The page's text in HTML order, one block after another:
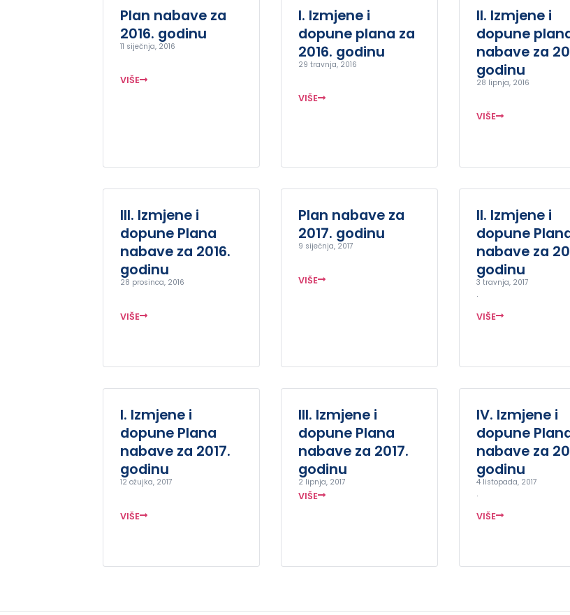
Plan nabave za
2016. godinu
11 siječnja, 2016
VIŠE
I. Izmjene i
dopune plana za
2016. godinu
29 travnja, 2016
VIŠE
II. Izmjene i
dopune
nabave za
godinu
28 lipnja, 2016
VIŠE
III. Izmjene i
dopune Plana
nabave za 2016.
godinu
28 prosinca, 2016
VIŠE
Plan nabave za
2017. godinu
9 siječnja, 2017
VIŠE
II. Izmjene i
dopune
nabave za
godinu
3 travnja, 2017
.
VIŠE
I. Izmjene i
dopune Plana
nabave za 2017.
godinu
12 ožujka, 2017
VIŠE
III. Izmjene i
dopune Plana
nabave za 2017.
godinu
2 lipnja, 2017
VIŠE
IV. Izmjene i
dopune
nabave za
godinu
4 listopada, 2017
.
VIŠE